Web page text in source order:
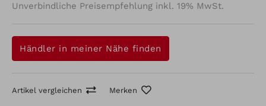
Unverbindliche Preisempfehlung inkl. 19% MwSt.
Händler in meiner Nähe finden
Artikel vergleichen Merken